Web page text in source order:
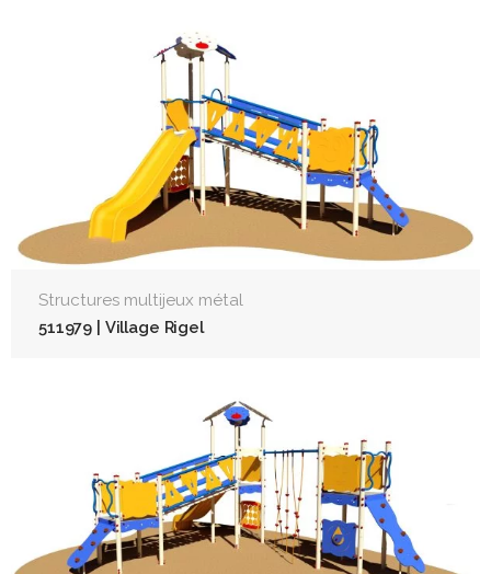
Structures multijeux métal
511979 | Village Rigel